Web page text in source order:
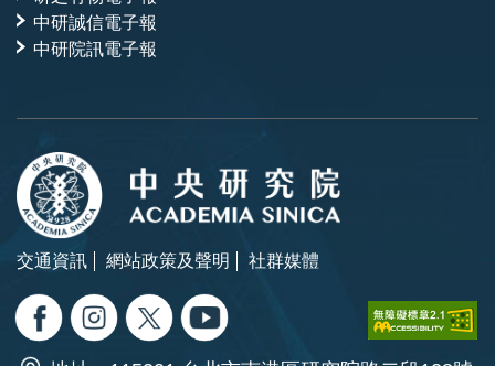
中研誠信電子報
中研院訊電子報
交通資訊 網站政策及聲明 社群媒體